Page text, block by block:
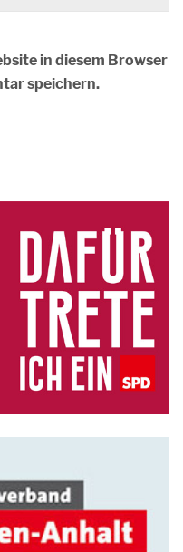
in diesem Browser
speichern.